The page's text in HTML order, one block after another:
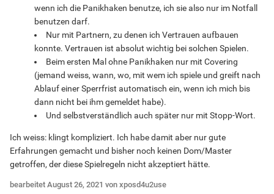
wenn ich die Panikhaken benutze, ich sie also nur im Notfall
benutzen darf.
Nur mit Partnern, zu denen ich Vertrauen aufbauen
konnte. Vertrauen ist absolut wichtig bei solchen Spielen.
Beim ersten Mal ohne Panikhaken nur mit Covering
(jemand weiss, wann, wo, mit wem ich spiele und greift nach
Ablauf einer Sperrfrist automatisch ein, wenn ich mich bis
dann nicht bei ihm gemeldet habe).
Und selbstverständlich auch später nur mit Stopp-Wort.
Ich weiss: klingt kompliziert. Ich habe damit aber nur gute
Erfahrungen gemacht und bisher noch keinen Dom/Master
getroffen, der diese Spielregeln nicht akzeptiert hätte.
bearbeitet August 26, 2021 von xposd4u2use